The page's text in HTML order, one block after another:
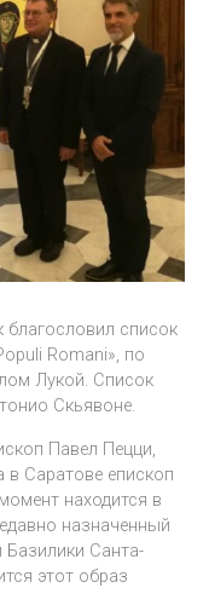
благословил список
Romani», по
Лукой. Список
Скьявоне.
Павел Пецци,
в Саратове епископ
находится в
назначенный
Санта-
этот образ